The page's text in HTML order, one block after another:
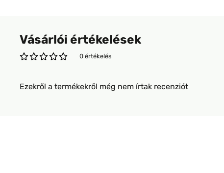
Vásárlói értékelések
0 értékelés
Ezekről a termékekről még nem írtak recenziót